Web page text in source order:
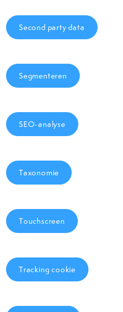
Second party data
Segmenteren
SEO-analyse
Taxonomie
Touchscreen
Tracking cookie